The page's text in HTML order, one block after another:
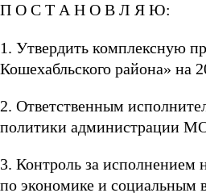
П О С Т А Н О В Л Я Ю:
1. Утвердить комплексную
Кошехабльского района» на
2. Ответственным
политики администрации
3. Контроль за исполнением
по экономике и социальным